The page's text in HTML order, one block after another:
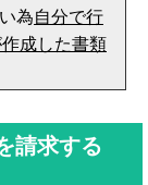
為自分で行
成した書類
請求する